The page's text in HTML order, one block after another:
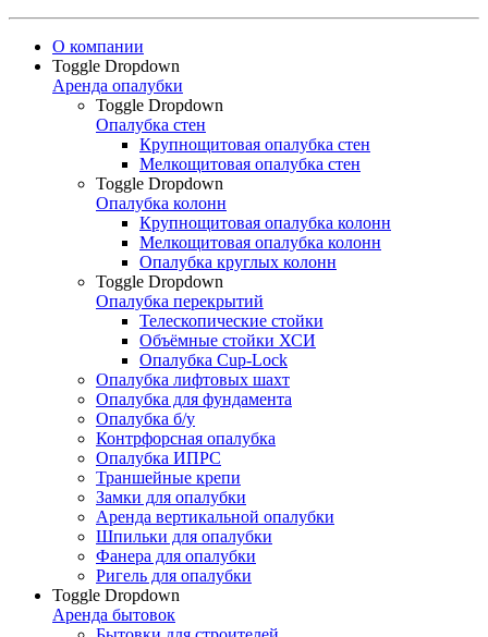
О компании
Toggle Dropdown
Аренда опалубки
Toggle Dropdown
Опалубка стен
Крупнощитовая опалубка стен
Мелкощитовая опалубка стен
Toggle Dropdown
Опалубка колонн
Крупнощитовая опалубка колонн
Мелкощитовая опалубка колонн
Опалубка круглых колонн
Toggle Dropdown
Опалубка перекрытий
Телескопические стойки
Объёмные стойки ХСИ
Опалубка Cup-Lock
Опалубка лифтовых шахт
Опалубка для фундамента
Опалубка б/у
Контрфорсная опалубка
Опалубка ИПРС
Траншейные крепи
Замки для опалубки
Аренда вертикальной опалубки
Шпильки для опалубки
Фанера для опалубки
Ригель для опалубки
Toggle Dropdown
Аренда бытовок